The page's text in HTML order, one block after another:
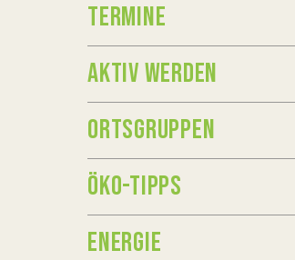
TERMINE
AKTIV WERDEN
ORTSGRUPPEN
ÖKO-TIPPS
ENERGIE